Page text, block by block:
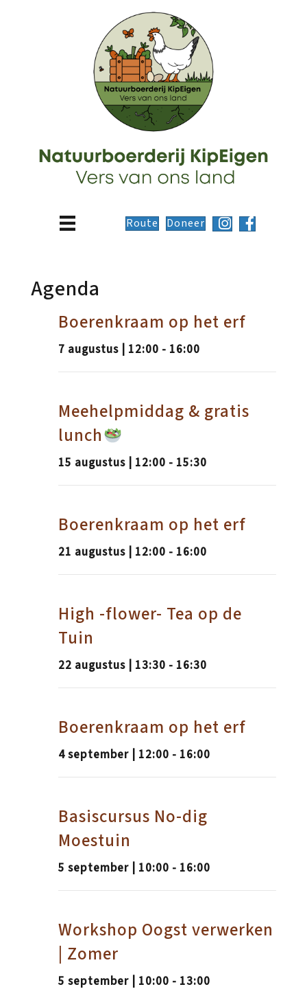
Route Doneer
Agenda
Boerenkraam op het erf
7 augustus | 12:00 - 16:00
Meehelpmiddag & gratis
lunch
15 augustus | 12:00 - 15:30
Boerenkraam op het erf
21 augustus | 12:00 - 16:00
High -flower- Tea op de
Tuin
22 augustus | 13:30 - 16:30
Boerenkraam op het erf
4 september | 12:00 - 16:00
Basiscursus No-dig
Moestuin
5 september | 10:00 - 16:00
Workshop Oogst verwerken
| Zomer
5 september | 10:00 - 13:00